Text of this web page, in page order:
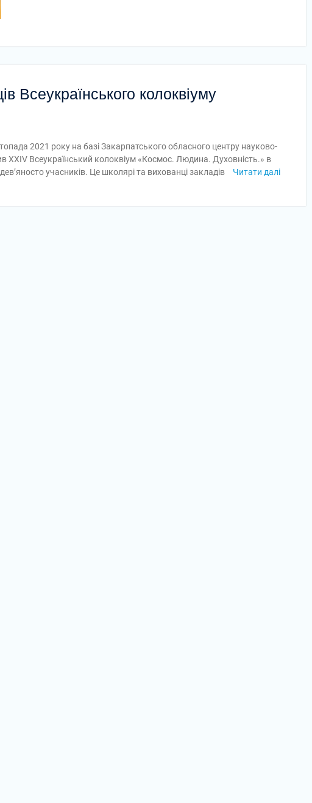
Всеукраїнського колоквіуму
2021 року на базі Закарпатського обласного центру науково-
XXIV Всеукраїнський колоквіум «Космос. Людина. Духовність.» в
учасників. Це школярі та вихованці закладів
Читати далі